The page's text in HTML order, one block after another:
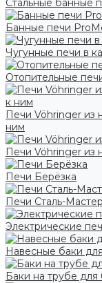
Стальные банные
Банные печи
Чугунные печи в
Отопительные
Печи Vöhringer из
ним
Печи Vöhringer из
Печи Берёзка
Печи Сталь-Мастер
Электрические
Навесные баки
Баки на трубе для